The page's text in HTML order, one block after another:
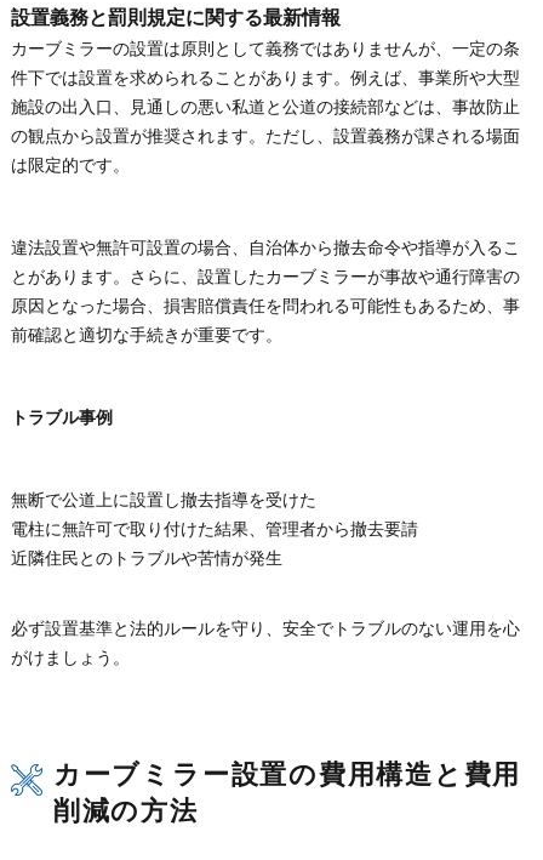
設置義務と罰則規定に関する最新情報
カーブミラーの設置は原則として義務ではありませんが、一定の条
件下では設置を求められることがあります。例えば、事業所や大型
施設の出入口、見通しの悪い私道と公道の接続部などは、事故防止
の観点から設置が推奨されます。ただし、設置義務が課される場面
は限定的です。
違法設置や無許可設置の場合、自治体から撤去命令や指導が入るこ
とがあります。さらに、設置したカーブミラーが事故や通行障害の
原因となった場合、損害賠償責任を問われる可能性もあるため、事
前確認と適切な手続きが重要です。
トラブル事例
無断で公道上に設置し撤去指導を受けた
電柱に無許可で取り付けた結果、管理者から撤去要請
近隣住民とのトラブルや苦情が発生
必ず設置基準と法的ルールを守り、安全でトラブルのない運用を心
がけましょう。
カーブミラー設置の費用構造と費用
削減の方法